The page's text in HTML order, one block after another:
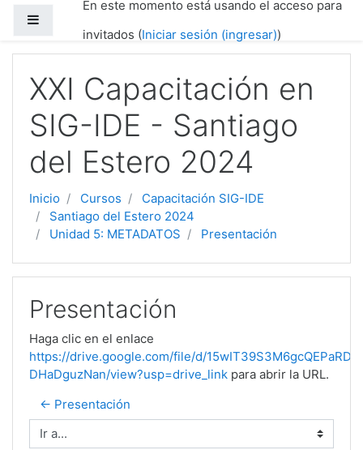
Saltar al contenido principalEn este momento está usando el acceso para
invitados (Iniciar sesión (ingresar))
XXI Capacitación en
SIG-IDE - Santiago
del Estero 2024
Inicio Cursos
Capacitación SIG-IDE
Santiago del Estero 2024
Unidad 5: METADATOS
Presentación
Presentación
Haga clic en el enlace
https://drive.google.com/file/d/
DHaDguzNan/view?usp=drive_link para abrir la URL.
← Presentación
Ir a...